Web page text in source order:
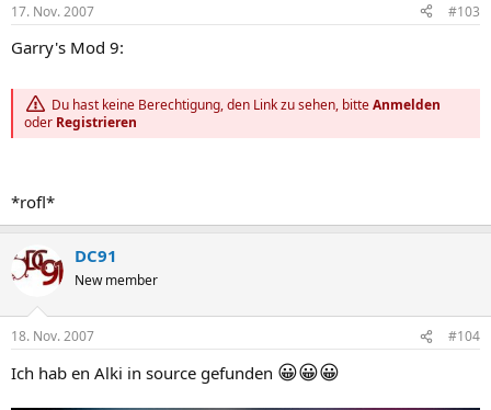
17. Nov. 2007 #103
Garry's Mod 9:
Du hast keine Berechtigung, den Link zu sehen, bitteAnmelden
oder Registrieren
*rofl*
DC91
New member
18. Nov. 2007 #104
Ich hab en Alki in source gefunden 😀😀😀